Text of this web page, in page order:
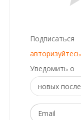
Подписаться
авторизуйтесь
Уведомить о